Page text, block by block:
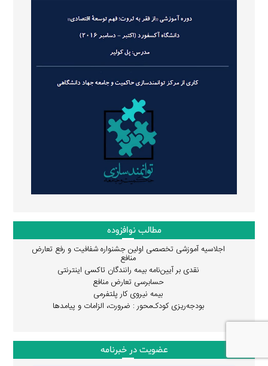
مطالب نوافزوده
اجلاسیه آموزشی تخصصی اولین جشنواره شفافیت و رفع تعارض
منافع
نقدی بر آیین‌نامه بیمه رانندگان تاکسی اینترنتی
حسابرسی تعارض منافع
بیمه نیروی کار پلتفرمی
بودجه‌ریزی کودک‌محور : ضرورت، الزامات و پیامدها
عضویت در خبرنامه